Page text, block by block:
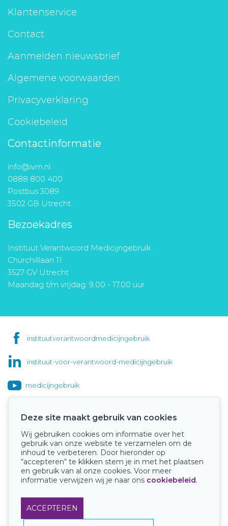
Klantenservice
Contact
Aanmelden nieuwsbrief
Algemene voorwaarden
Privacyverklaring
Cookiebeleid
Contactinformatie
info@ivm.nl
0888 800 400
Postbus 3089
3502 GB Utrecht
Bezoekadres
Instituut Verantwoord Medicijngebruik
Churchilllaan 11
3527 GV Utrecht
Maandag t/m vrijdag: 9.00 - 17.00 uur
instituutverantwoordmedicijngebruik
instituut-voor-verantwoord-medicijngebruik
medicijngebruik
Onze keurmerken
Deze site maakt gebruik van cookies
Wij gebruiken cookies om informatie over het
gebruik van onze website te verzamelen om de
inhoud te verbeteren. Door hieronder op
“accepteren“ te klikken stem je in met het plaatsen
en gebruik van al onze cookies. Voor meer
informatie verwijzen wij je naar ons cookiebeleid.
ACCEPTEREN